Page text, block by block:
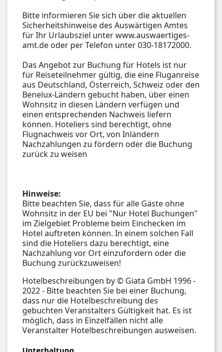
Bitte informieren Sie sich über die aktuellen
Sicherheitshinweise des Auswärtigen Amtes
für Ihr Urlaubsziel unter www.auswaertiges-
amt.de oder per Telefon unter 030-18172000.
Das Angebot zur Buchung für Hotels ist nur
für Reiseteilnehmer gültig, die eine Fluganreise
aus Deutschland, Österreich, Schweiz oder den
Benelux-Ländern gebucht haben, über einen
Wohnsitz in diesen Ländern verfügen und
einen entsprechenden Nachweis liefern
können. Hoteliers sind berechtigt, ohne
Flugnachweis vor Ort, von Inländern
Nachzahlungen zu fördern oder die Buchung
zurück zu weisen
Hinweise:
Bitte beachten Sie, dass für alle Gäste ohne
Wohnsitz in der EU bei "Nur Hotel Buchungen"
im Zielgebiet Probleme beim Einchecken im
Hotel auftreten können. In einem solchen Fall
sind die Hoteliers dazu berechtigt, eine
Nachzahlung vor Ort einzufordern oder die
Buchung zurückzuweisen!
Hotelbeschreibungen by © Giata GmbH 1996 -
2022 - Bitte beachten Sie bei einer Buchung,
dass nur die Hotelbeschreibung des
gebuchten Veranstalters Gültigkeit hat. Es ist
möglich, dass in Einzelfällen nicht alle
Veranstalter Hotelbeschreibungen ausweisen.
Unterhaltung